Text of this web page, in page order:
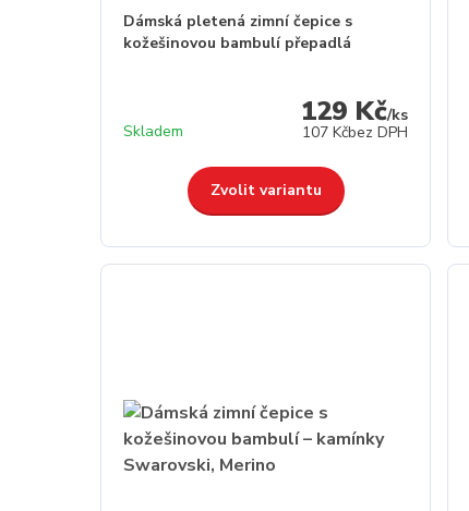
Dámská pletená zimní čepice s
kožešinovou bambulí přepadlá
129 Kč/ks
107 Kčbez DPH
Skladem
Zvolit variantu